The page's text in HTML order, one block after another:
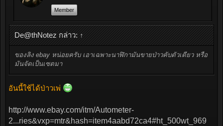
Member
De@thNotez กล่าว: ↑
ของลิง ebay หน่อยครับ เอาเฉพาะนาฬิกามันขายป่าวคับตัวเดียว หรือ
มันจัดเป็นเซตมา
อันนี้ใช้ได้ป่าวเพ่
http://www.ebay.com/itm/Autometer-
2...ries&vxp=mtr&hash=item4aabd72ca4#ht_500wt_969